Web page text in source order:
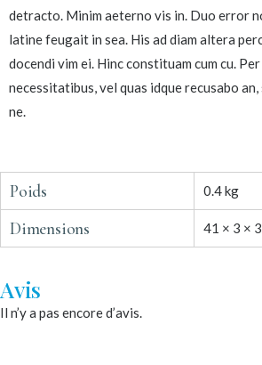
detracto. Minim aeterno vis in. Duo error
latine feugait in sea. His ad diam altera
docendi vim ei. Hinc constituam cum cu.
necessitatibus, vel quas idque recusabo
ne.
Poids 0.4 kg
Dimensions 41 × 3 ×
Avis
Il n’y a pas encore d’avis.